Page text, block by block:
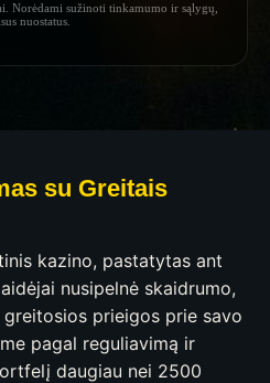
Norėdami sužinoti tinkamumo ir sąlygų,
nuostatus.
su Greitais
kazino, pastatytas ant
nusipelnė skaidrumo,
prieigos prie savo
pagal reguliavimą ir
daugiau nei 2500